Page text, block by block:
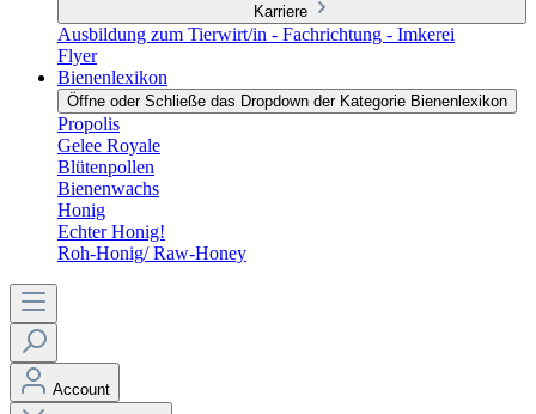
Karriere
Ausbildung zum Tierwirt/in - Fachrichtung - Imkerei
Flyer
Bienenlexikon
Öffne oder Schließe das Dropdown der Kategorie Bienenlexikon
Propolis
Gelee Royale
Blütenpollen
Bienenwachs
Honig
Echter Honig!
Roh-Honig/ Raw-Honey
Account